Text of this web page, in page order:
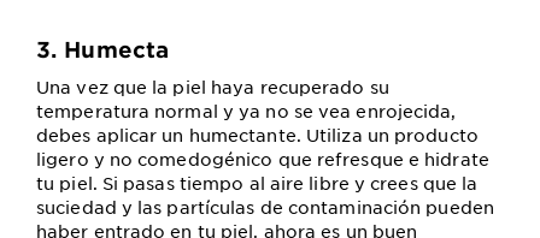
3. Humecta
Una vez que la piel haya recuperado su
temperatura normal y ya no se vea enrojecida,
debes aplicar un humectante. Utiliza un producto
ligero y no comedogénico que refresque e hidrate
tu piel. Si pasas tiempo al aire libre y crees que la
suciedad y las partículas de contaminación pueden
haber entrado en tu piel, ahora es un buen